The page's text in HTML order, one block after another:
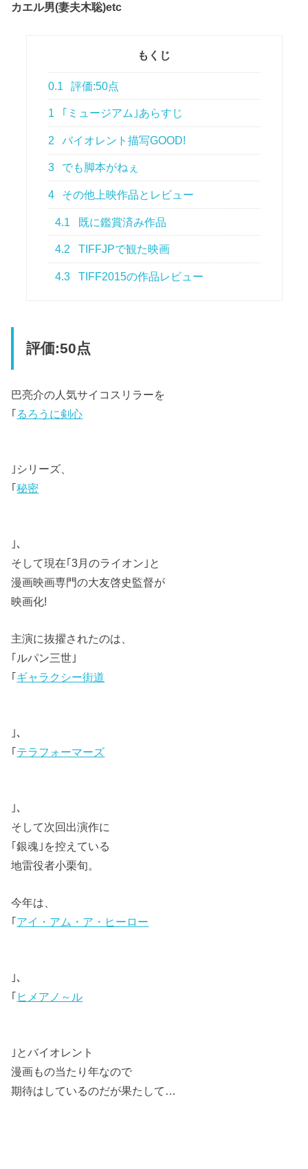
カエル男(妻夫木聡)etc
もくじ
0.1 評価:50点
1 ｢ミュージアム｣あらすじ
2 バイオレント描写GOOD!
3 でも脚本がねぇ
4 その他上映作品とレビュー
4.1 既に鑑賞済み作品
4.2 TIFFJPで観た映画
4.3 TIFF2015の作品レビュー
評価:50点
巴亮介の人気サイコスリラーを
｢るろうに剣心
｣シリーズ、
｢秘密
｣、
そして現在｢3月のライオン｣と
漫画映画専門の大友啓史監督が
映画化!
主演に抜擢されたのは、
｢ルパン三世｣
｢ ギャラクシー街道
｣、
｢テラフォーマーズ
｣、
そして次回出演作に
｢銀魂｣を控えている
地雷役者小栗旬。
今年は、
｢アイ・アム・ア・ヒーロー
｣、
｢ ヒメアノ～ル
｣とバイオレント
漫画もの当たり年なので
期待はしているのだが果たして…